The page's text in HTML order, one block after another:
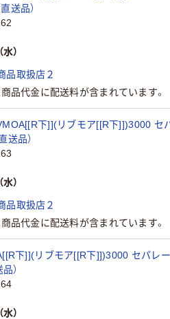
送品）
）
品取扱店２
品代金に配送料が含まれています。
下]](リブモア[[R下]])3000 セ
送品）
）
品取扱店２
品代金に配送料が含まれています。
下]](リブモア[[R下]])3000 セパレ
）
）